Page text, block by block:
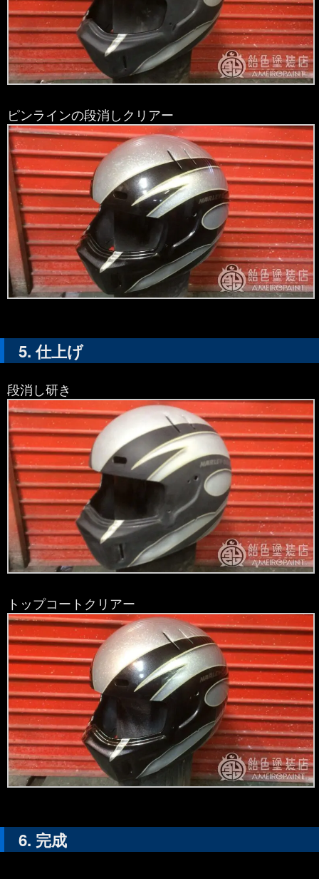
ピンラインの段消しクリアー
仕上げ
段消し研き
トップコートクリアー
完成